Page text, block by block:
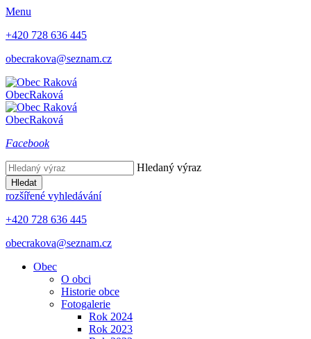
Menu
+420 728 636 445
obecrakova@seznam.cz
ObecRaková
ObecRaková
Facebook
Hledaný výraz
Hledat
rozšířené vyhledávání
+420 728 636 445
obecrakova@seznam.cz
Obec
O obci
Historie obce
Fotogalerie
Rok 2024
Rok 2023